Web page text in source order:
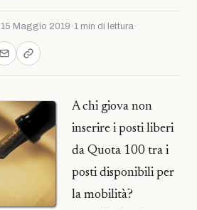
15 Maggio 2019 ·1 min di lettura·
A chi giova non
inserire i posti liberi
da Quota 100 tra i
posti disponibili per
la mobilità?